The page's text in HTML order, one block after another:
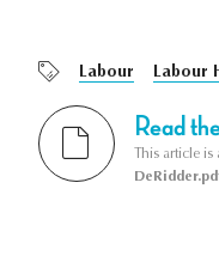
Labour Labour
Read
This article